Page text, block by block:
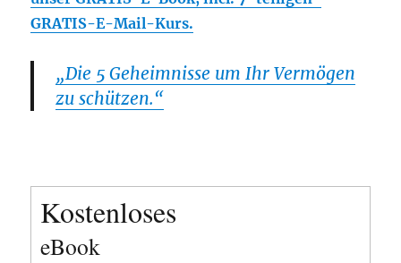
GRATIS-E-Mail-Kurs.
„Die 5 Geheimnisse um Ihr Vermögen
zu schützen.“
Kostenloses
eBook